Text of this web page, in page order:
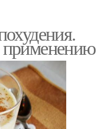
применению